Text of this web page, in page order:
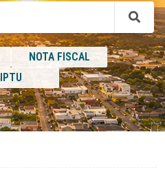
NOTA FISCAL
IPTU